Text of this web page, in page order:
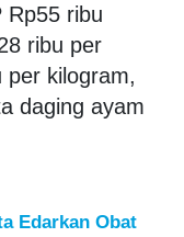
Rp55 ribu
ribu per
per kilogram,
daging ayam
Edarkan Obat